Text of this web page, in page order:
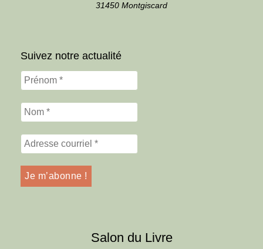
31450 Montgiscard
Suivez notre actualité
Salon du Livre